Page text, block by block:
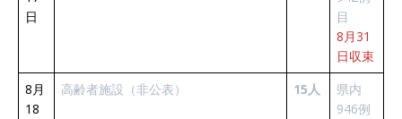
日
目
8月31
日収束
8月
18
高齢者施設（非公表） 15人
県内
946例